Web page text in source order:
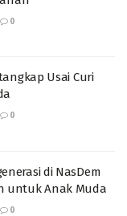
0
Usai Curi
0
di NasDem
untuk Anak Muda
0